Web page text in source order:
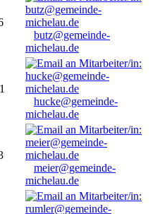
butz@gemeinde-
michelau.de
hucke@gemeinde-
michelau.de
meier@gemeinde-
michelau.de